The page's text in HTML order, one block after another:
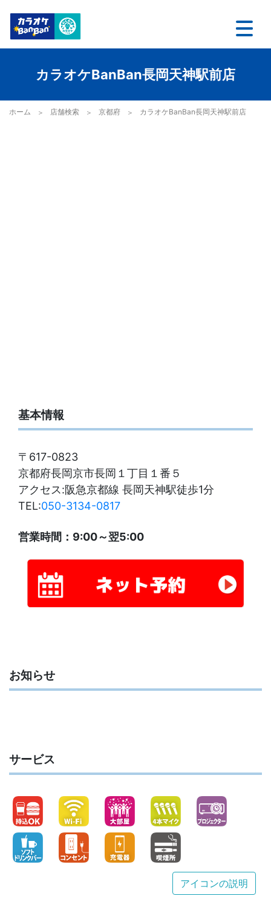
カラオケBanBan長岡天神駅前店
ホーム 店舗検索 京都府 カラオケBanBan長岡天神駅前店
基本情報
〒617-0823
京都府長岡京市長岡１丁目１番５
アクセス:阪急京都線 長岡天神駅徒歩1分
TEL:050-3134-0817
営業時間：9:00～翌5:00
お知らせ
サービス
アイコンの説明